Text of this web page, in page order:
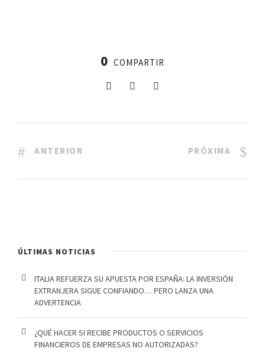
0 COMPARTIR
ANTERIOR PRÓXIMA
ÚLTIMAS NOTICIAS
ITALIA REFUERZA SU APUESTA POR ESPAÑA: LA INVERSIÓN
EXTRANJERA SIGUE CONFIANDO… PERO LANZA UNA
ADVERTENCIA
¿QUÉ HACER SI RECIBE PRODUCTOS O SERVICIOS
FINANCIEROS DE EMPRESAS NO AUTORIZADAS?